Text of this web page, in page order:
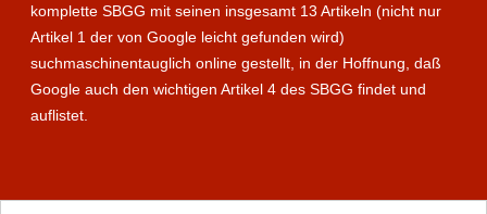
komplette SBGG mit seinen insgesamt 13 Artikeln (nicht nur
Artikel 1 der von Google leicht gefunden wird)
suchmaschinentauglich online gestellt, in der Hoffnung, daß
Google auch den wichtigen Artikel 4 des SBGG findet und
auflistet.